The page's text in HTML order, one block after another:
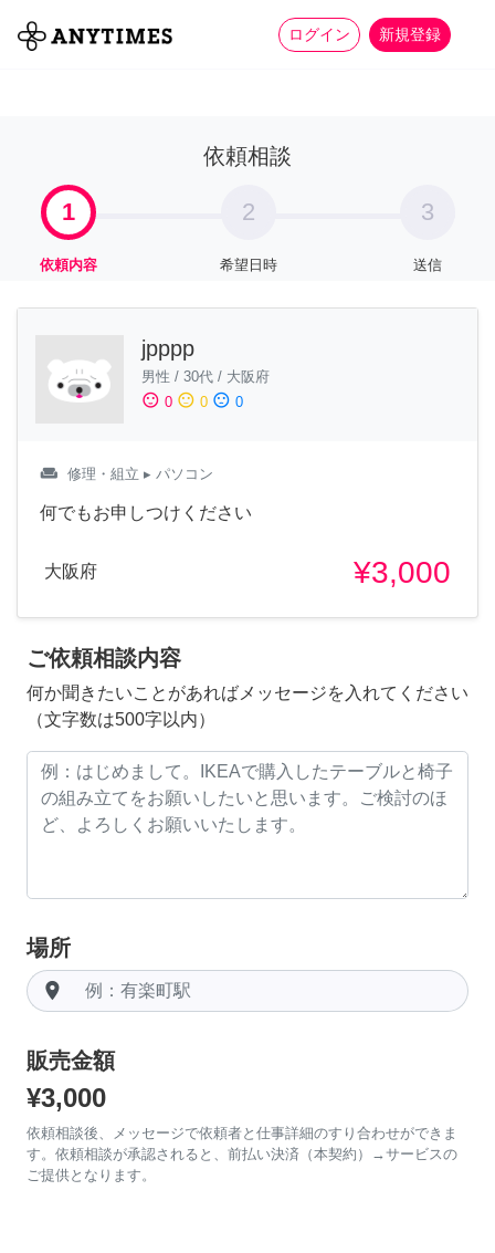
ログイン 新規登録
全て 家事 more_horiz
依頼相談
1
依頼内容
2
希望日時
3
送信
jpppp
男性 / 30代 / 大阪府
sentiment_satisfied 0 sentiment_neutral 0 sentiment_dissatisfied 0
weekend 修理・組立 ▸ パソコン
何でもお申しつけください
大阪府 ¥3,000
ご依頼相談内容
何か聞きたいことがあればメッセージを入れてください
（文字数は500字以内）
場所
room
販売金額
¥3,000
依頼相談後、メッセージで依頼者と仕事詳細のすり合わせができま
す。依頼相談が承認されると、前払い決済（本契約）→サービスの
ご提供となります。